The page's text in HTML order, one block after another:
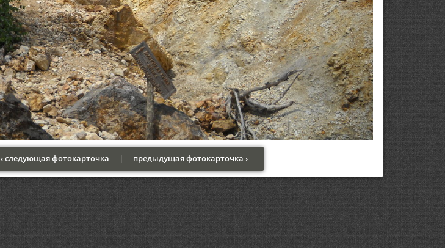
‹ следующая фотокарточка | предыдущая фотокарточка ›